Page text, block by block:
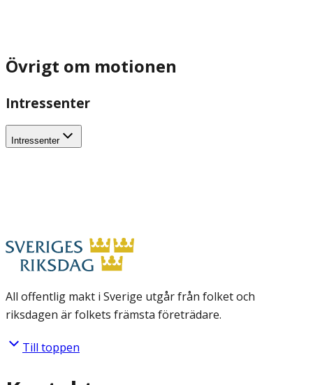
Övrigt om motionen
Intressenter
Intressenter
All offentlig makt i Sverige utgår från folket och
riksdagen är folkets främsta företrädare.
Till toppen